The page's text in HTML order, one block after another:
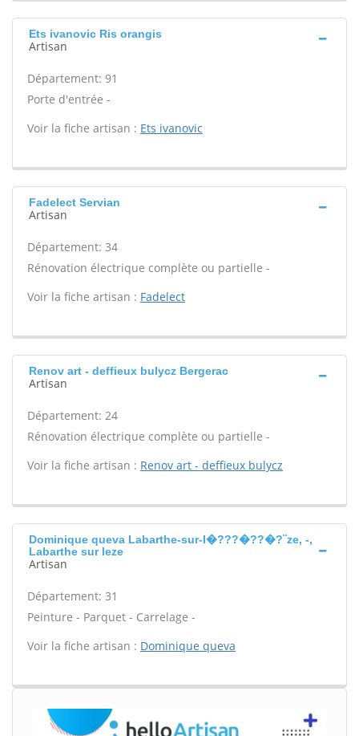
Ets ivanovic Ris orangis
Artisan
Département: 91
Porte d'entrée -
Voir la fiche artisan : Ets ivanovic
Fadelect Servian
Artisan
Département: 34
Rénovation électrique complète ou partielle -
Voir la fiche artisan : Fadelect
Renov art - deffieux bulycz Bergerac
Artisan
Département: 24
Rénovation électrique complète ou partielle -
Voir la fiche artisan : Renov art - deffieux bulycz
Dominique queva Labarthe-sur-l�???�??�?¨ze, -,
Labarthe sur leze
Artisan
Département: 31
Peinture - Parquet - Carrelage -
Voir la fiche artisan : Dominique queva